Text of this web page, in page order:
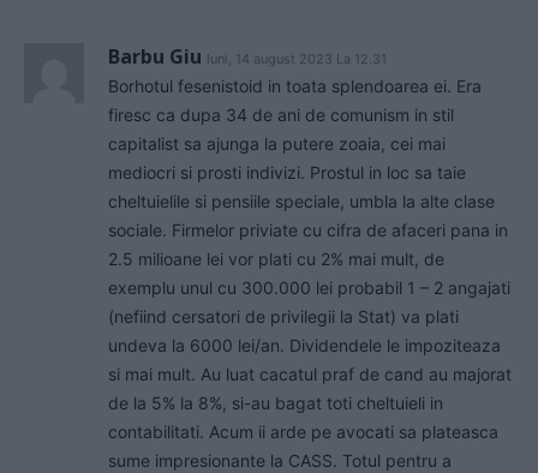
Barbu Giu luni, 14 august 2023 La 12.31
Borhotul fesenistoid in toata splendoarea ei. Era
firesc ca dupa 34 de ani de comunism in stil
capitalist sa ajunga la putere zoaia, cei mai
mediocri si prosti indivizi. Prostul in loc sa taie
cheltuielile si pensiile speciale, umbla la alte clase
sociale. Firmelor priviate cu cifra de afaceri pana in
2.5 milioane lei vor plati cu 2% mai mult, de
exemplu unul cu 300.000 lei probabil 1 – 2 angajati
(nefiind cersatori de privilegii la Stat) va plati
undeva la 6000 lei/an. Dividendele le impoziteaza
si mai mult. Au luat cacatul praf de cand au majorat
de la 5% la 8%, si-au bagat toti cheltuieli in
contabilitati. Acum ii arde pe avocati sa plateasca
sume impresionante la CASS. Totul pentru a